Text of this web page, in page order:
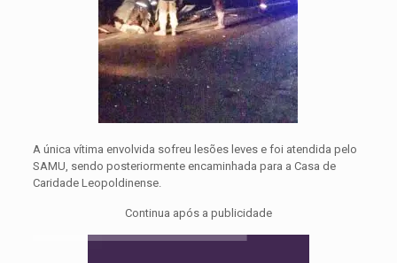
A única vítima envolvida sofreu lesões leves e foi atendida pelo
SAMU, sendo posteriormente encaminhada para a Casa de
Caridade Leopoldinense.
Continua após a publicidade